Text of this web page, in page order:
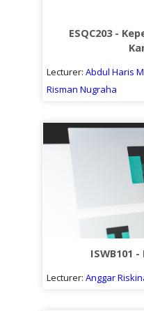
ESQC203 -
Lecturer: Abdul Haris
Risman Nugraha
ISWB101
Lecturer: Anggar